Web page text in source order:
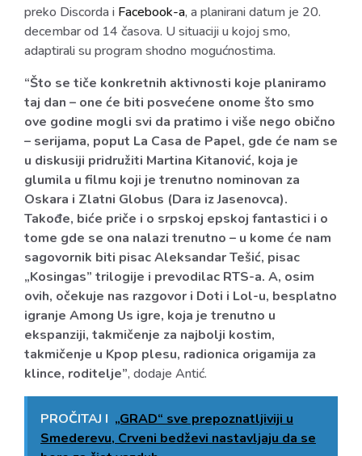
preko Discorda i Facebook-a, a planirani datum je 20.
decembar od 14 časova. U situaciji u kojoj smo,
adaptirali su program shodno mogućnostima.
“Što se tiče konkretnih aktivnosti koje planiramo
taj dan – one će biti posvećene onome što smo
ove godine mogli svi da pratimo i više nego obično
– serijama, poput La Casa de Papel, gde će nam se
u diskusiji pridružiti Martina Kitanović, koja je
glumila u filmu koji je trenutno nominovan za
Oskara i Zlatni Globus (Dara iz Jasenovca).
Takođe, biće priče i o srpskoj epskoj fantastici i o
tome gde se ona nalazi trenutno – u kome će nam
sagovornik biti pisac Aleksandar Tešić, pisac
„Kosingas” trilogije i prevodilac RTS-a. A, osim
ovih, očekuje nas razgovor i Doti i Lol-u, besplatno
igranje Among Us igre, koja je trenutno u
ekspanziji, takmičenje za najbolji kostim,
takmičenje u Kpop plesu, radionica origamija za
klince, roditelje”, dodaje Antić.
PROČITAJ I „GRAD“ sve prepoznatljiviji u
Smederevu, Crveni bedževi nastavljaju da se